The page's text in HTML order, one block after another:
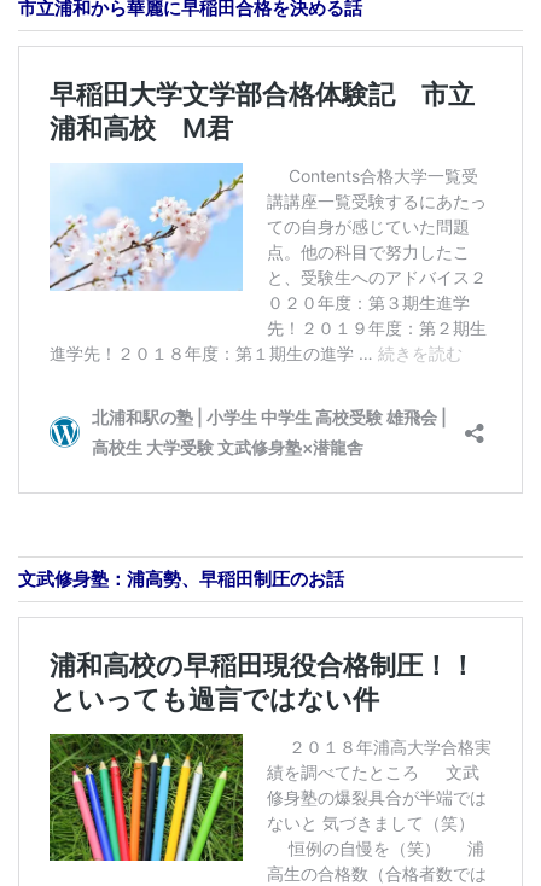
市立浦和から華麗に早稲田合格を決める話
文武修身塾：浦高勢、早稲田制圧のお話